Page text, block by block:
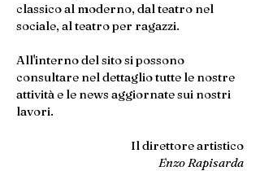
classico al moderno, dal teatro nel
sociale, al teatro per ragazzi.
All'interno del sito si possono
consultare nel dettaglio tutte le nostre
attività e le news aggiornate sui nostri
lavori.
Il direttore artistico
Enzo Rapisarda